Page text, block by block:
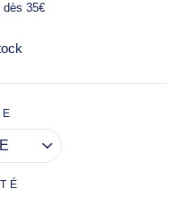
dès 35€